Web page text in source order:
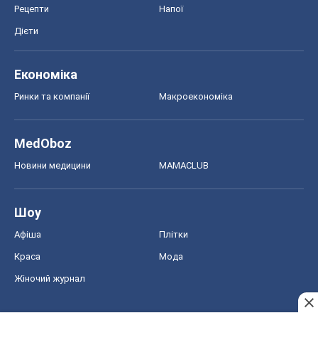
Рецепти Напої
Дієти
Економіка
Ринки та компанії Макроекономіка
MedOboz
Новини медицини MAMACLUB
Шоу
Афіша Плітки
Краса Мода
Жіночий журнал